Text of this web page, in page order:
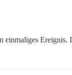
einmaliges Ereignis.